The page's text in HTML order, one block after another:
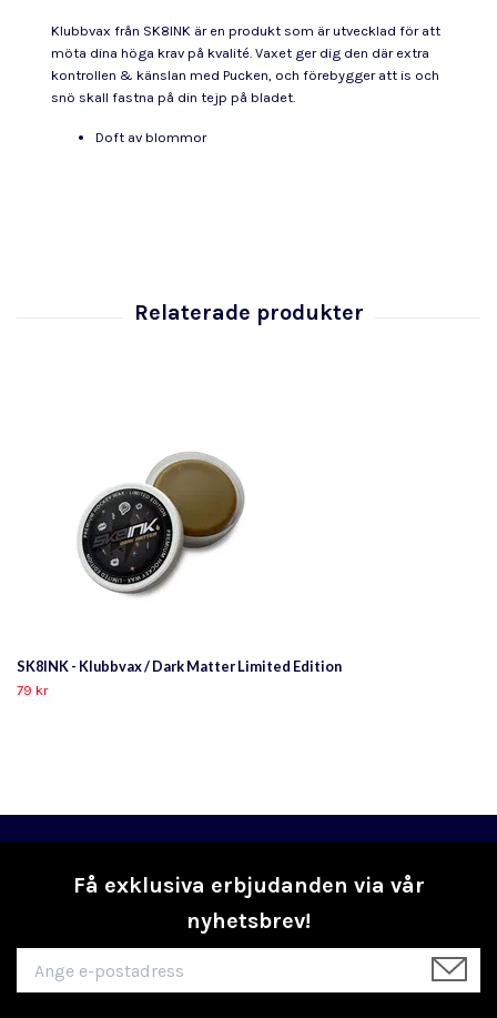
Klubbvax från SK8INK är en produkt som är utvecklad för att
möta dina höga krav på kvalité. Vaxet ger dig den där extra
kontrollen & känslan med Pucken, och förebygger att is och
snö skall fastna på din tejp på bladet.
Doft av blommor
SK8INK - Klubbvax / Dark Matter Limited Edition
79 kr
Få exklusiva erbjudanden via vår
nyhetsbrev!